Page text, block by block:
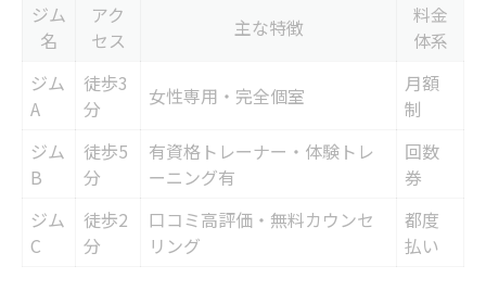
パーソナルトレーニングならではの個別対
応
女性が安心できるサポート内容まとめ
継続しやすい工夫が詰まったトレーニング
運動習慣化のためのパーソナルトレーニン
グ活用法
ジム
名
アク
セス
主な特徴
料金
体系
ジム
A
徒歩3
分
女性専用・完全個室
月額
制
ジム
B
徒歩5
分
有資格トレーナー・体験トレ
ーニング有
回数
券
ジム
C
徒歩2
分
口コミ高評価・無料カウンセ
リング
都度
払い